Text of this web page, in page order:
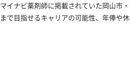
マイナビ薬剤師に掲載されていた岡山市
まで目指せるキャリアの可能性、年俸や